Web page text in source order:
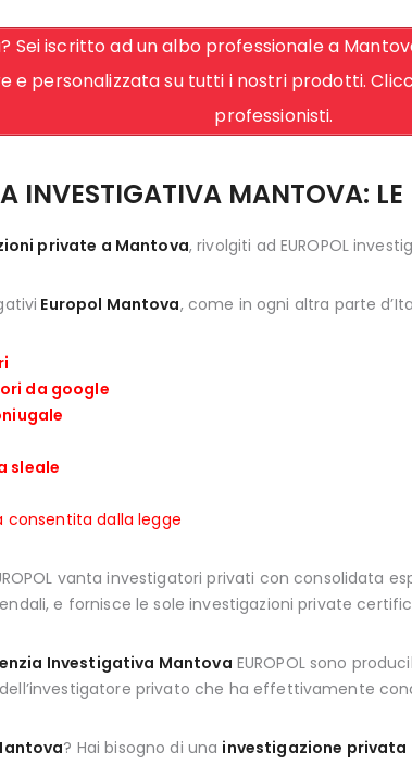
Sei iscritto ad un albo professionale a
e personalizzata su tutti i nostri prodotti.
professionisti.
INVESTIGATIVA MANTOVA:
private a Mantova, rivolgiti ad EUROPOL
Europol Mantova, come in ogni altra parte
da google
sleale
consentita dalla legge
vanta investigatori privati con consolidata
e fornisce le sole investigazioni private
Investigativa Mantova EUROPOL sono
privato che ha effettivamente
? Hai bisogno di una investigazione privata